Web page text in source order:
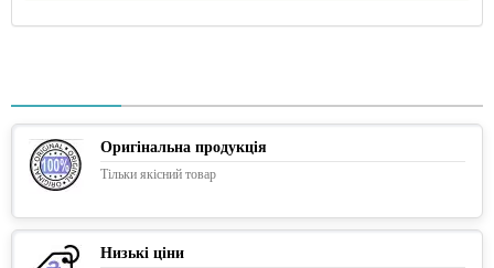
Оригінальна продукція
Тільки якісний товар
Низькі ціни